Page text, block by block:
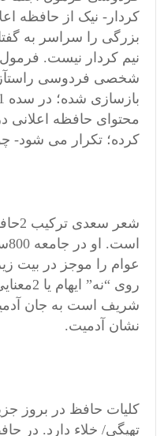
کردار- نیک از حافظه
بزرگی را سراسر به
نیم کردار نیست.
کرده؛ تکرار می شود-
شعر
عوام را موجز در بیت
روی
شریف است به جان
نشان آدمیت.
کلیات حافظ در بروز
تهیگی/ خلاء دارد. در